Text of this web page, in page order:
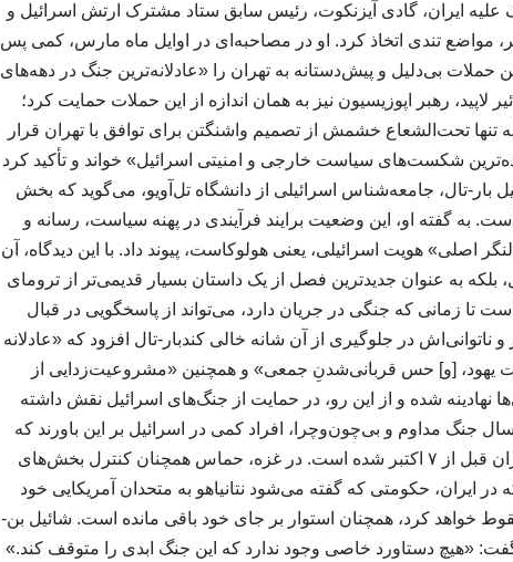
علیه ایران، گادی آیزنکوت، رئیس سابق ستاد مشترک ارتش اسرائیل و
مواضع تندی اتخاذ کرد. او در مصاحبه‌ای در اوایل ماه مارس، کمی پس
حملات بی‌دلیل و پیش‌دستانه به تهران را «عادلانه‌ترین جنگ در دهه‌های
رهبر اپوزیسیون نیز به همان اندازه از این حملات حمایت کرد؛
تنها تحت‌الشعاع خشمش از تصمیم واشنگتن برای توافق با تهران قرار
شکست‌های سیاست خارجی و امنیتی اسرائیل» خواند و تأکید کرد
بار-تال، جامعه‌شناس اسرائیلی از دانشگاه تل‌آویو، می‌گوید که بخش
به گفته او، این وضعیت برایند فرآیندی در پهنه سیاست، رسانه و
حمله ۲۰۲۳ حماس را به «لنگر اصلی» هویت اسرائیلی، یعنی هولوکاست، پیوند داد. با این دیدگاه، آن
به عنوان جدیدترین فصل از یک داستان بسیار قدیمی‌تر از ترومای
تا زمانی که جنگی در جریان دارد، می‌تواند از پاسخگویی در قبال
فساد خود و نیز مسئولیتش در قبال ۷ اکتبر و ناتوانی‌اش در جلوگیری از آن شانه خالی کندبار-تال افزود که «عادلانه
یهود، [و] حس قربانی‌شدنِ جمعی» و همچنین «مشروعیت‌زدایی از
نهادینه شده و از این رو، در حمایت از جنگ‌های اسرائیل نقش داشته
جنگ مداوم و بی‌چون‌وچرا، افراد کمی در اسرائیل بر این باورند که
امنیت این کشور به طور چشمگیری بیشتر از دوران قبل از ۷ اکتبر شده است. در غزه، حماس همچنان کنترل بخش‌های
ایران، حکومتی که گفته می‌شود نتانیاهو به متحدان آمریکایی خود
کرد، همچنان استوار بر جای خود باقی مانده است. شائیل بن-
گفت: «هیچ دستاورد خاصی وجود ندارد که این جنگ ابدی را متوقف کند.»